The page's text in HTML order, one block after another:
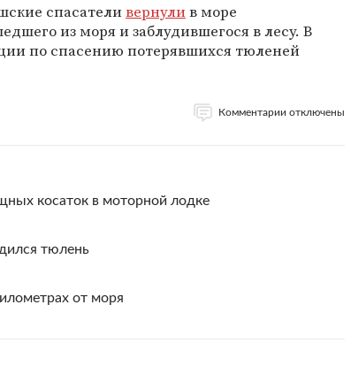
спасателивернулив море
из моря и заблудившегося в лесу. В
по спасению потерявшихся тюленей
Комментарии отключены
косаток в моторной лодке
тюлень
от моря